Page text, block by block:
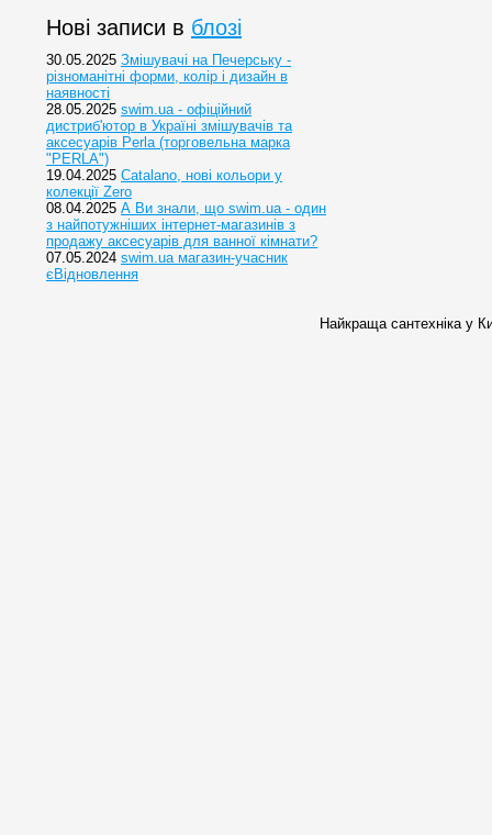
Нові записи в блозі
30.05.2025 Змішувачі на Печерську -
різноманітні форми, колір і дизайн в
наявності
28.05.2025 swim.ua - офіційний
дистриб'ютор в Україні змішувачів та
аксесуарів Perla (торговельна марка
"PERLA")
19.04.2025 Catalano, нові кольори у
колекції Zero
08.04.2025 А Ви знали, що swim.ua - один
з найпотужніших інтернет-магазинів з
продажу аксесуарів для ванної кімнати?
07.05.2024 swim.ua магазин-учасник
єВідновлення
Найкраща сантехніка у